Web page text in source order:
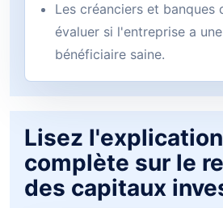
Les créanciers et banques
évaluer si l'entreprise a
bénéficiaire saine.
Lisez l'explication
complète sur le
des capitaux